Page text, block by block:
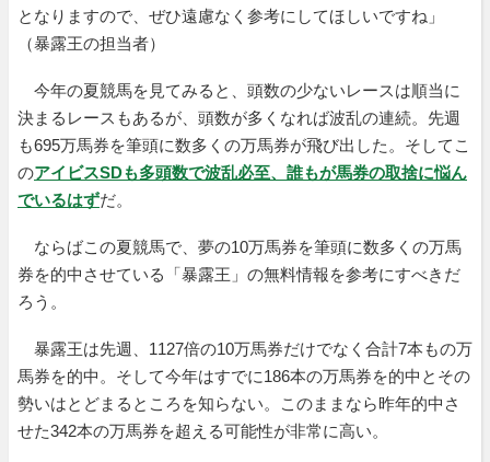
となりますので、ぜひ遠慮なく参考にしてほしいですね」
（暴露王の担当者）
今年の夏競馬を見てみると、頭数の少ないレースは順当に
決まるレースもあるが、頭数が多くなれば波乱の連続。先週
も695万馬券を筆頭に数多くの万馬券が飛び出した。そしてこ
のアイビスSDも多頭数で波乱必至、誰もが馬券の取捨に悩ん
でいるはずだ。
ならばこの夏競馬で、夢の10万馬券を筆頭に数多くの万馬
券を的中させている「暴露王」の無料情報を参考にすべきだ
ろう。
暴露王は先週、1127倍の10万馬券だけでなく合計7本もの万
馬券を的中。そして今年はすでに186本の万馬券を的中とその
勢いはとどまるところを知らない。このままなら昨年的中さ
せた342本の万馬券を超える可能性が非常に高い。